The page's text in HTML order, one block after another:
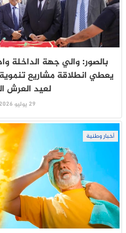
بالصور: والي جهة الداخلة
لعيد العرش
29 يوليو 2026
أخبار وطنية